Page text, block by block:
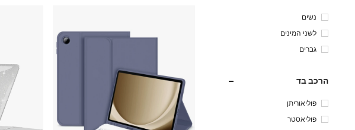
נשים
לשני המינים
גברים
הרכב בד
פוליאוריתן
פוליאסטר